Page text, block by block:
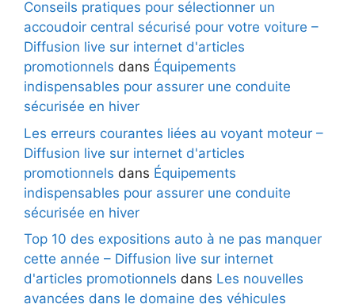
Conseils pratiques pour sélectionner un
accoudoir central sécurisé pour votre voiture –
Diffusion live sur internet d'articles
promotionnels dans Équipements
indispensables pour assurer une conduite
sécurisée en hiver
Les erreurs courantes liées au voyant moteur –
Diffusion live sur internet d'articles
promotionnels dans Équipements
indispensables pour assurer une conduite
sécurisée en hiver
Top 10 des expositions auto à ne pas manquer
cette année – Diffusion live sur internet
d'articles promotionnels dans Les nouvelles
avancées dans le domaine des véhicules